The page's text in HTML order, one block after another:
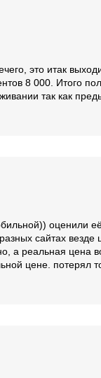
это итак
8 000. Итого
так как
оценили её
сайтах
а реальная цена
цене. потерял